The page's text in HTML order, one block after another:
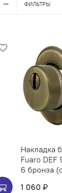
ФИЛЬТРЫ
Накладка
Fuaro DEF 9726
6 бронза
1 060 ₽